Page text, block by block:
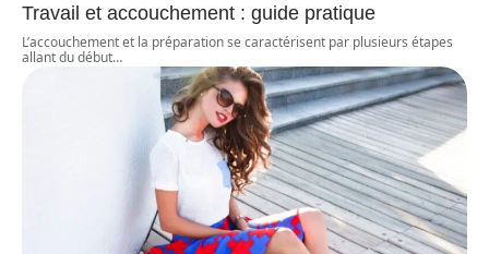
Travail et accouchement : guide pratique
L’accouchement et la préparation se caractérisent par plusieurs étapes
allant du début…